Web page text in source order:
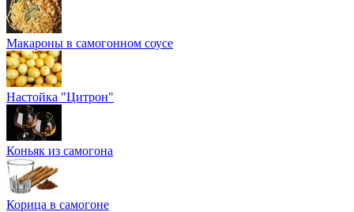
Макароны в самогонном соусе
Настойка "Цитрон"
Коньяк из самогона
Корица в самогоне